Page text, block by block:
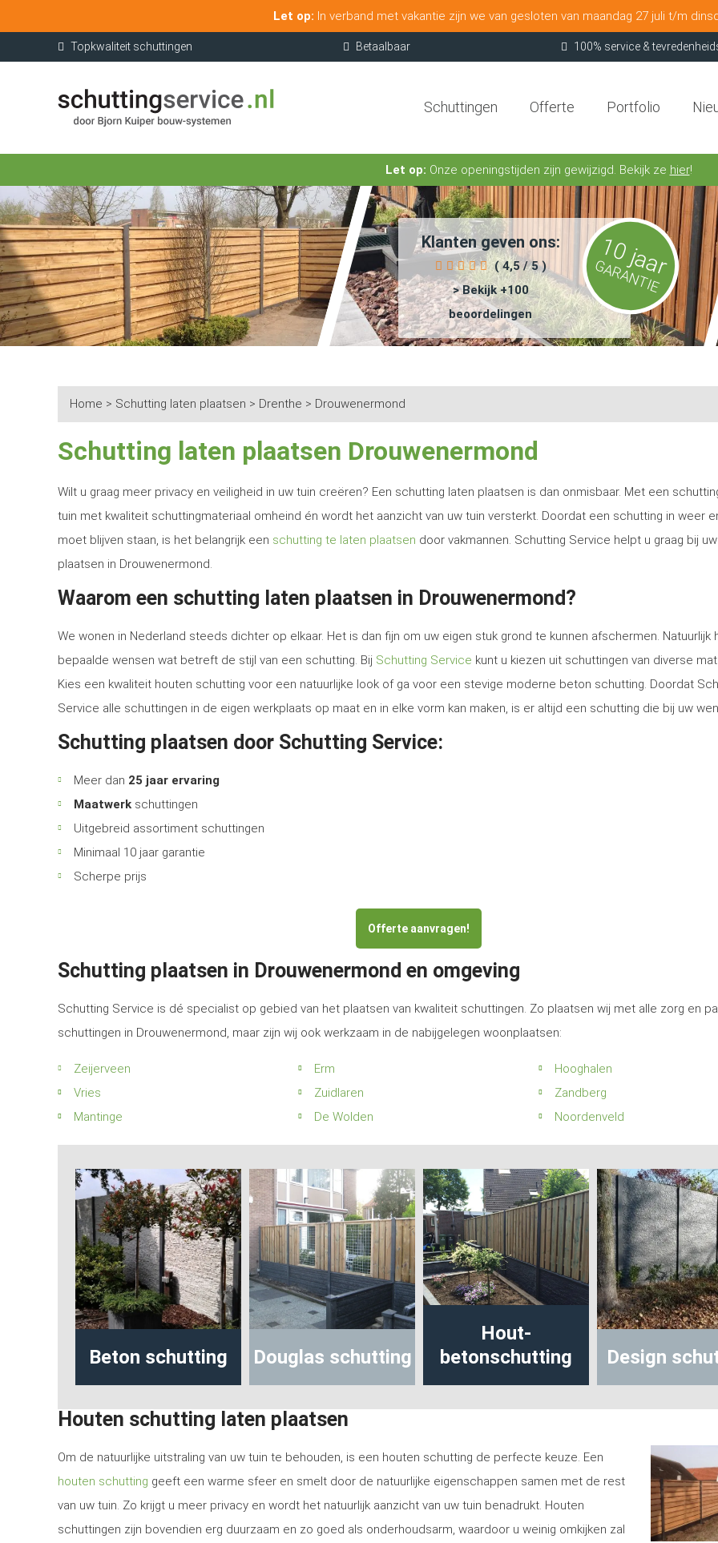
Let op: In verband met vakantie zijn we van gesloten van maandag 27 juli t/m
Topkwaliteit schuttingen Betaalbaar 100% service &
Schuttingen Offerte Portfolio
Let op: Onze openingstijden zijn gewijzigd. Bekijk ze hier!
Klanten geven ons:
( 4,5 / 5 )
> Bekijk +100
beoordelingen
10 jaar
GARANTIE
Home > Schutting laten plaatsen > Drenthe > Drouwenermond
Schutting laten plaatsen Drouwenermond
Wilt u graag meer privacy en veiligheid in uw tuin creëren? Een schutting laten plaatsen is dan onmisbaar. Met een
tuin met kwaliteit schuttingmateriaal omheind én wordt het aanzicht van uw tuin versterkt. Doordat een schutting in weer
moet blijven staan, is het belangrijk een schutting te laten plaatsen door vakmannen. Schutting Service helpt u graag bij
plaatsen in Drouwenermond.
Waarom een schutting laten plaatsen in Drouwenermond?
We wonen in Nederland steeds dichter op elkaar. Het is dan fijn om uw eigen stuk grond te kunnen afschermen. Natuurlijk
bepaalde wensen wat betreft de stijl van een schutting. Bij Schutting Service kunt u kiezen uit schuttingen van diverse
Kies een kwaliteit houten schutting voor een natuurlijke look of ga voor een stevige moderne beton schutting. Doordat
Service alle schuttingen in de eigen werkplaats op maat en in elke vorm kan maken, is er altijd een schutting die bij uw
Schutting plaatsen door Schutting Service:
Meer dan 25 jaar ervaring
Maatwerk schuttingen
Uitgebreid assortiment schuttingen
Minimaal 10 jaar garantie
Scherpe prijs
Offerte aanvragen!
Schutting plaatsen in Drouwenermond en omgeving
Schutting Service is dé specialist op gebied van het plaatsen van kwaliteit schuttingen. Zo plaatsen wij met alle zorg en
schuttingen in Drouwenermond, maar zijn wij ook werkzaam in de nabijgelegen woonplaatsen:
Zeijerveen Erm
Hooghalen
Vries
Zuidlaren
Zandberg
Mantinge
De Wolden Noordenveld
Beton schutting Douglas schutting
Hout-
betonschutting
Design
Houten schutting laten plaatsen
Om de natuurlijke uitstraling van uw tuin te behouden, is een houten schutting de perfecte keuze. Een
houten schutting geeft een warme sfeer en smelt door de natuurlijke eigenschappen samen met de rest
van uw tuin. Zo krijgt u meer privacy en wordt het natuurlijk aanzicht van uw tuin benadrukt. Houten
schuttingen zijn bovendien erg duurzaam en zo goed als onderhoudsarm, waardoor u weinig omkijken zal